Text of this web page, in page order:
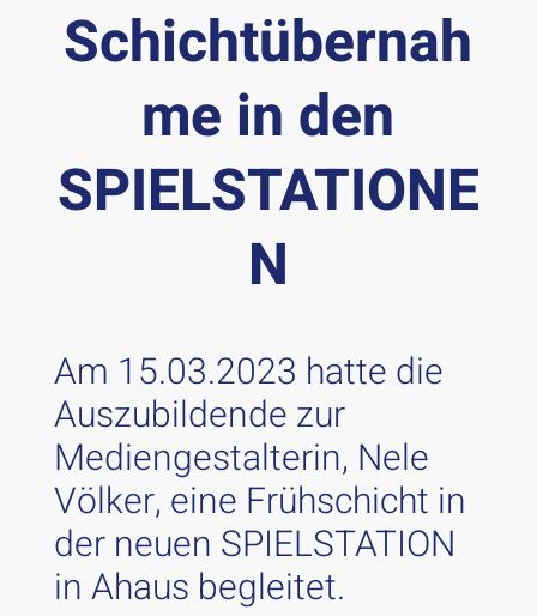
Schichtübernah
me in den
SPIELSTATIONE
N
Am 15.03.2023 hatte die
Auszubildende zur
Mediengestalterin, Nele
Völker, eine Frühschicht in
der neuen SPIELSTATION
in Ahaus begleitet.